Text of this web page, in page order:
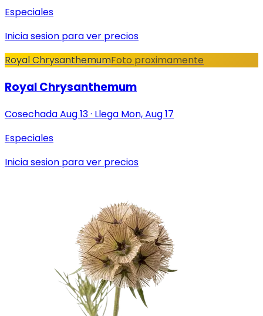
Especiales
Inicia sesion para ver precios
Royal ChrysanthemumFoto proximamente
Royal Chrysanthemum
CosechadaAug 13· Llega Mon, Aug 17
Especiales
Inicia sesion para ver precios